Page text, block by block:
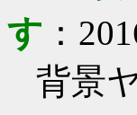
す ：
背景